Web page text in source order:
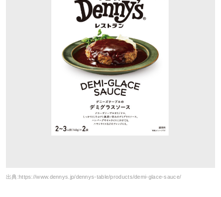
出典:https://www.dennys.jp/dennys-table/products/demi-glace-sauce/